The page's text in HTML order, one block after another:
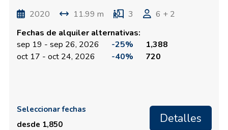
2020 11.99 m 3
6 + 2
Fechas de alquiler alternativas:
sep 19 - sep 26, 2026
-25%
1,388
oct 17 - oct 24, 2026
-40% 720
Seleccionar fechas
desde 1,850
Detalles